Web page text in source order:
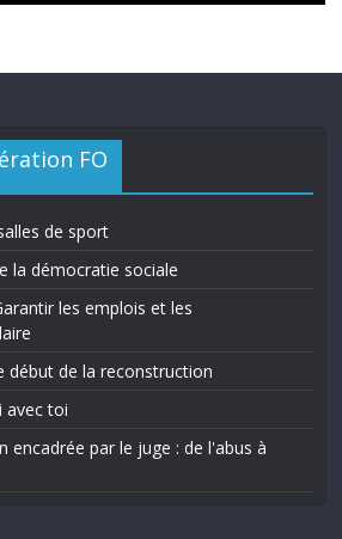
FO
de sport
la démocratie sociale
les emplois et les
début de la reconstruction
avec toi
encadrée par le juge : de l'abus à